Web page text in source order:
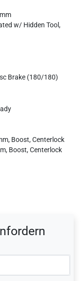
w/ Hidden Tool,
Brake (180/180)
Boost, Centerlock
Boost, Centerlock